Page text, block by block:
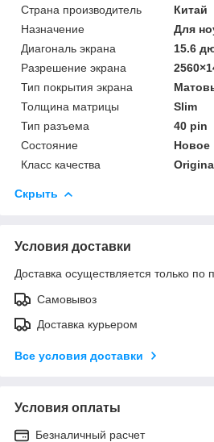
Страна производитель
Китай
Назначение
Для
Диагональ экрана
15.6
Разрешение экрана
Тип покрытия экрана
Толщина матрицы
Slim
Тип разъема
40 pin
Состояние
Новое
Класс качества
Скрыть
Условия доставки
Доставка осуществляется только по
Самовывоз
Доставка курьером
Все условия доставки
Условия оплаты
Безналичный расчет